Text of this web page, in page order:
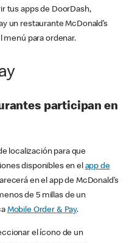
tus apps de DoorDash,
un restaurante McDonald’s
menú para ordenar.
participan en
localización para que
disponibles en el app de
en el app de McDonald’s
de 5 millas de un
Mobile Order & Pay.
el ícono de un